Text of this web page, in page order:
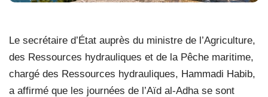
Le secrétaire d’État auprès du ministre de l’Agriculture,
des Ressources hydrauliques et de la Pêche maritime,
chargé des Ressources hydrauliques, Hammadi Habib,
a affirmé que les journées de l’Aïd al-Adha se sont